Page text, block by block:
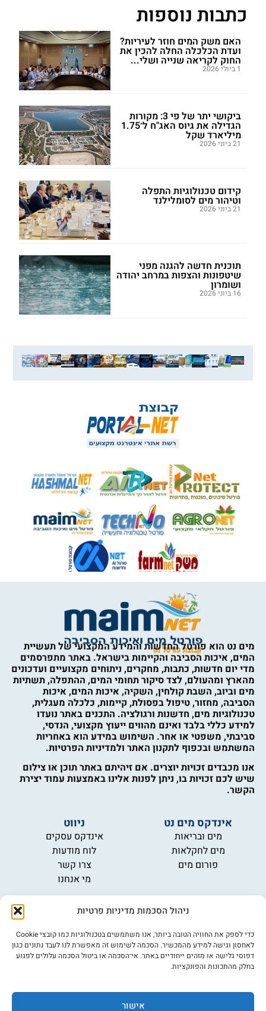
ניהול הסכמות מדיניות פרטיות
כדי לספק את החוויה הטובה ביותר, אנו משתמשים בטכנולוגיות כמו קובצי Cookie
לאחסון וגישה למידע מהמכשיר. הסכמה לשימוש זה מאפשרת לנו לעבד נתונים כגון
דפוסי גלישה או מזהים ייחודיים באתר. אי־הסכמה או ביטול הסכמה עלולים לפגוע
בחלק מהתכונות והפונקציות.
אישור
כתבות נוספות
האם משק המים חוזר לעיריות?
ועדת הכלכלה החלה להכין את
החוק לקריאה שנייה ושלי...
1 ביולי 2026
ביקושי יתר של פי 3: מקורות
הגדילה את גיוס האג"ח ל־1.75
מיליארד שקל
21 ביוני 2026
קידום טכנולוגיות התפלה
וטיהור מים לסומלילנד
21 ביוני 2026
תוכנית חדשה להגנה מפני
שיטפונות והצפות במרחב יהודה
ושומרון
16 ביוני 2026
מים נט הוא פורטל החדשות והמידע המקצועי של תעשיית
המים, איכות הסביבה והקיימות בישראל. באתר מתפרסמים
מדי יום חדשות, כתבות, מחקרים, ניתוחים מקצועיים ועדכונים
מהארץ ומהעולם, לצד סיקור תחומי המים, ההתפלה, תשתיות
מים וביוב, השבת קולחין, השקיה, איכות המים, איכות
הסביבה, מחזור, טיפול בפסולת, קיימות, כלכלה מעגלית,
טכנולוגיות מים, חדשנות ורגולציה. התכנים באתר נועדו
למידע כללי בלבד ואינם מהווים ייעוץ מקצועי, הנדסי,
סביבתי, משפטי או אחר. השימוש במידע הוא באחריות
המשתמש ובכפוף לתקנון האתר ולמדיניות הפרטיות.
אנו מכבדים זכויות יוצרים. אם זיהיתם באתר תוכן או צילום
שיש לכם זכויות בו, ניתן לפנות אלינו באמצעות עמוד יצירת
הקשר.
אינדקס מים נט
מים ובריאות
מים לחקלאות
פורום מים
ניווט
אינדקס עסקים
לוח מודעות
צרו קשר
מי אנחנו
מידע
תקנון
הרשמה לניוזלטר
פרסמו אצלנו
הצהרת נגישות